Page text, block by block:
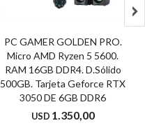
PC GAMER GOLDEN PRO.
Micro AMD Ryzen 5 5600.
RAM 16GB DDR4. D.Sólido
500GB. Tarjeta Geforce RTX
3050 DE 6GB DDR6
USD 1.350,00
